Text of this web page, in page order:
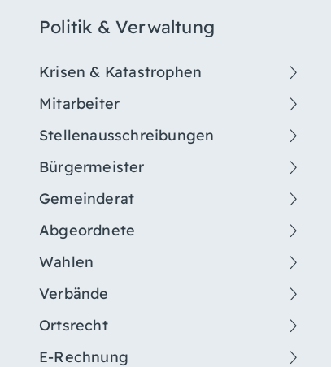
Politik & Verwaltung
Krisen & Katastrophen
Mitarbeiter
Stellenausschreibungen
Bürgermeister
Gemeinderat
Abgeordnete
Wahlen
Verbände
Ortsrecht
E-Rechnung